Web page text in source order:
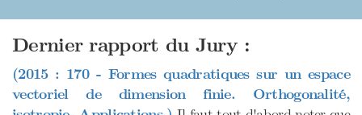
Dernier rapport du Jury :
(2015 : 170 - Formes quadratiques sur un espace
vectoriel de dimension finie. Orthogonalité,